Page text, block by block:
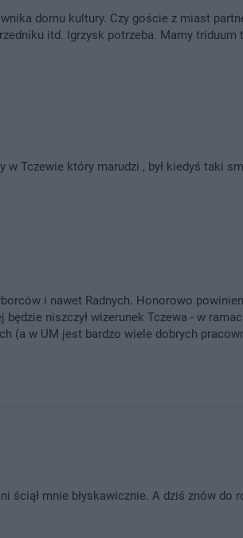
domu kultury. Czy goście z miast
itd. Igrzysk potrzeba. Mamy triduum
w Tczewie który marudzi , był kiedyś taki
i nawet Radnych. Honorowo
będzie niszczył wizerunek Tczewa - w
(a w UM jest bardzo wiele dobrych
mnie błyskawicznie. A dziś znów do